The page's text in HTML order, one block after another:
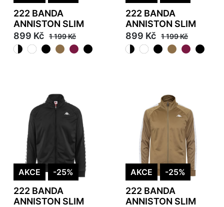
222 BANDA
ANNISTON SLIM
899 Kč 1 199 Kč
222 BANDA
ANNISTON SLIM
899 Kč 1 199 Kč
AKCE -25%
222 BANDA
ANNISTON SLIM
AKCE -25%
222 BANDA
ANNISTON SLIM